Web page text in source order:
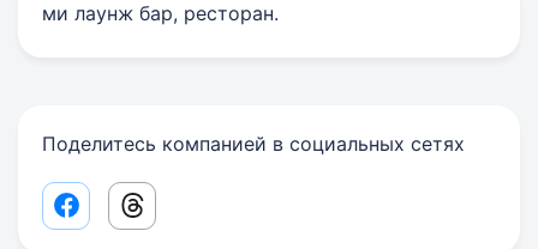
ми лаунж бар, ресторан.
Поделитесь компанией в социальных сетях
Facebook share link
Threads share link